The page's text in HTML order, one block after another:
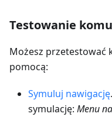
Testowanie
Możesz przetestować
pomocą:
Symuluj nawigację
symulację: Menu